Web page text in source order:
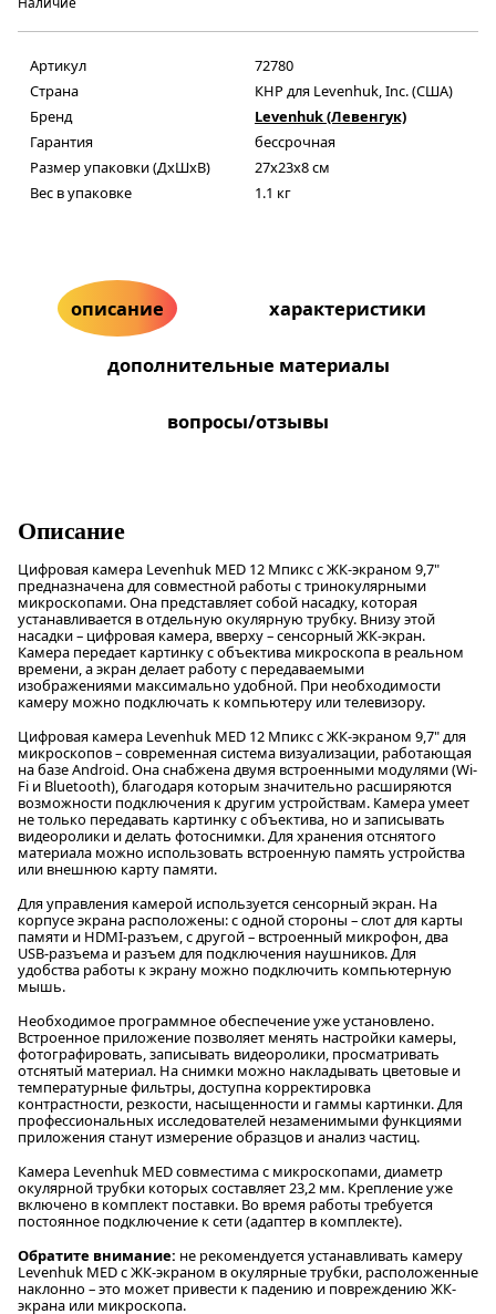
Артикул
72780
Страна
КНР для Levenhuk, Inc. (США)
Бренд
Levenhuk (Левенгук)
Гарантия
бессрочная
Размер упаковки (ДxШxВ)
27x23x8 см
Вес в упаковке
1.1 кг
описание характеристики
дополнительные материалы
вопросы/отзывы
Описание
Цифровая камера Levenhuk MED 12 Мпикс с ЖК-экраном 9,7"
предназначена для совместной работы с тринокулярными
микроскопами. Она представляет собой насадку, которая
устанавливается в отдельную окулярную трубку. Внизу этой
насадки – цифровая камера, вверху – сенсорный ЖК-экран.
Камера передает картинку с объектива микроскопа в реальном
времени, а экран делает работу с передаваемыми
изображениями максимально удобной. При необходимости
камеру можно подключать к компьютеру или телевизору.
Цифровая камера Levenhuk MED 12 Мпикс с ЖК-экраном 9,7" для
микроскопов – современная система визуализации, работающая
на базе Android. Она снабжена двумя встроенными модулями (Wi-
Fi и Bluetooth), благодаря которым значительно расширяются
возможности подключения к другим устройствам. Камера умеет
не только передавать картинку с объектива, но и записывать
видеоролики и делать фотоснимки. Для хранения отснятого
материала можно использовать встроенную память устройства
или внешнюю карту памяти.
Для управления камерой используется сенсорный экран. На
корпусе экрана расположены: с одной стороны – слот для карты
памяти и HDMI-разъем, с другой – встроенный микрофон, два
USB-разъема и разъем для подключения наушников. Для
удобства работы к экрану можно подключить компьютерную
мышь.
Необходимое программное обеспечение уже установлено.
Встроенное приложение позволяет менять настройки камеры,
фотографировать, записывать видеоролики, просматривать
отснятый материал. На снимки можно накладывать цветовые и
температурные фильтры, доступна корректировка
контрастности, резкости, насыщенности и гаммы картинки. Для
профессиональных исследователей незаменимыми функциями
приложения станут измерение образцов и анализ частиц.
Камера Levenhuk MED совместима с микроскопами, диаметр
окулярной трубки которых составляет 23,2 мм. Крепление уже
включено в комплект поставки. Во время работы требуется
постоянное подключение к сети (адаптер в комплекте).
Обратите внимание: не рекомендуется устанавливать камеру
Levenhuk MED с ЖК-экраном в окулярные трубки, расположенные
наклонно – это может привести к падению и повреждению ЖК-
экрана или микроскопа.